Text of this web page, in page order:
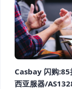
Casbay 闪购
西亚服器/